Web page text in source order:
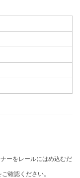
ーをレールにはめ込むだ
確認ください。